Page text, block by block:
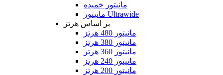
مانیتور خمیده
مانیتور Ultrawide
بر اساس هرتز
مانیتور 480 هرتز
مانیتور 380 هرتز
مانیتور 360 هرتز
مانیتور 240 هرتز
مانیتور 200 هرتز